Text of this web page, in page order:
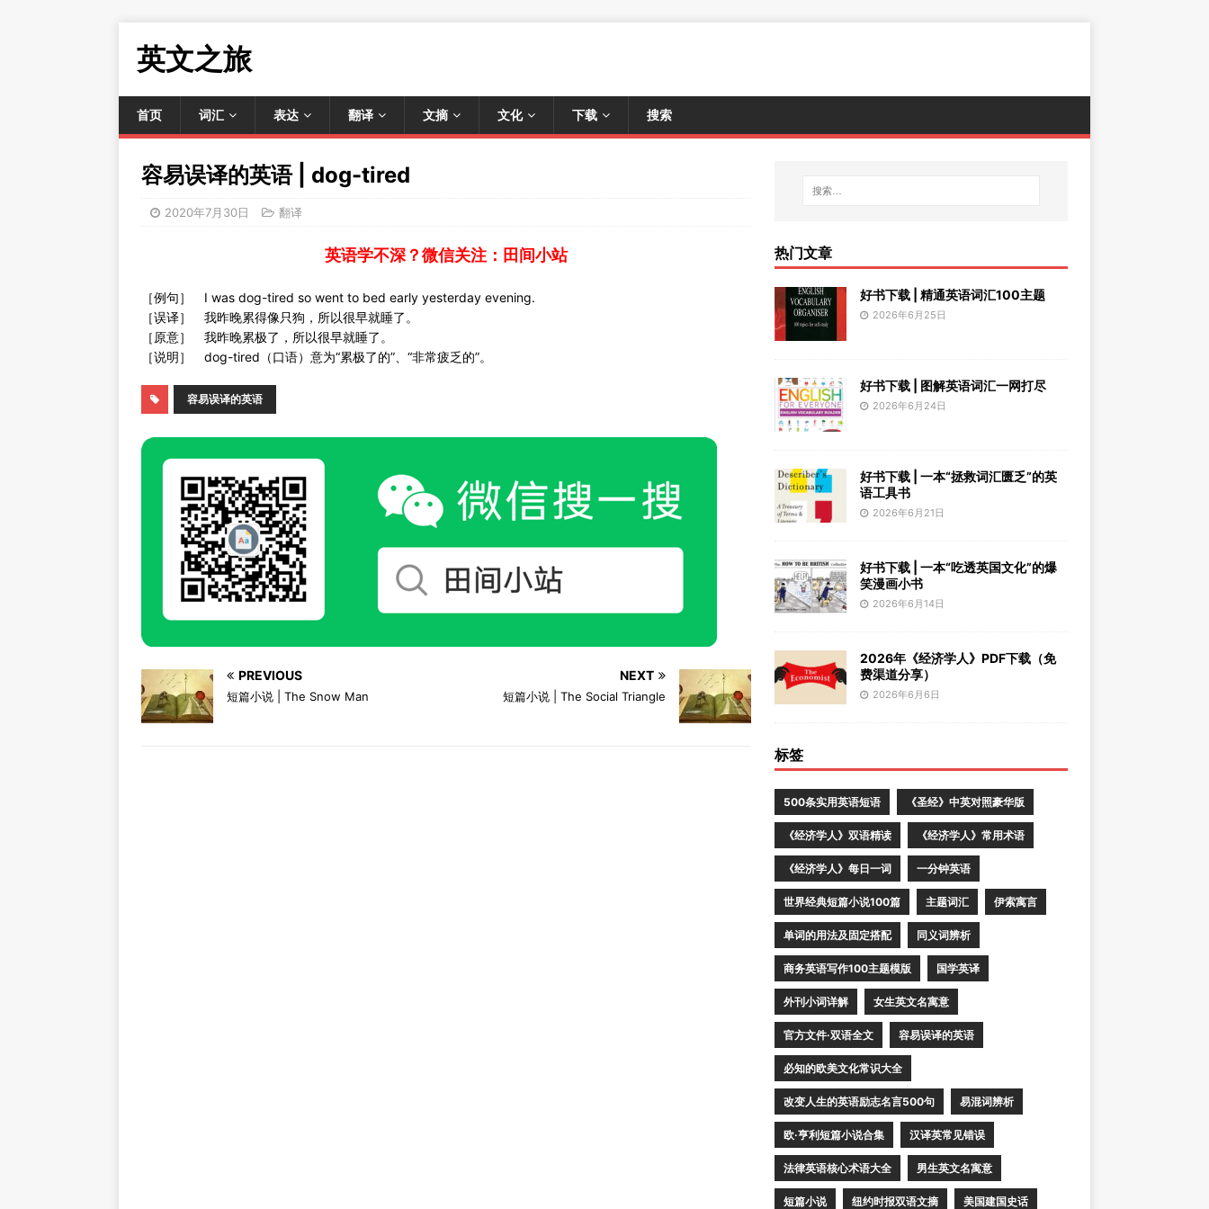
英文之旅
首页 词汇 表达 翻译 文摘 文化 下载 搜索
容易误译的英语 | dog-tired
2020年7月30日 翻译
英语学不深？微信关注：田间小站
［例句］ I was dog-tired so went to bed early yesterday evening.
［误译］ 我昨晚累得像只狗，所以很早就睡了。
［原意］ 我昨晚累极了，所以很早就睡了。
［说明］ dog-tired（口语）意为“累极了的”、“非常疲乏的”。
容易误译的英语
PREVIOUS
短篇小说 | The Snow Man
NEXT
短篇小说 | The Social Triangle
热门文章
好书下载 | 精通英语词汇100主题
2026年6月25日
好书下载 | 图解英语词汇一网打尽
2026年6月24日
好书下载 | 一本“拯救词汇匮乏”的英
语工具书
2026年6月21日
好书下载 | 一本“吃透英国文化”的爆
笑漫画小书
2026年6月14日
2026年《经济学人》PDF下载（免
费渠道分享）
2026年6月6日
标签
500条实用英语短语 《圣经》中英对照豪华版
《经济学人》双语精读 《经济学人》常用术语
《经济学人》每日一词 一分钟英语
世界经典短篇小说100篇 主题词汇 伊索寓言
单词的用法及固定搭配 同义词辨析
商务英语写作100主题模版 国学英译
外刊小词详解 女生英文名寓意
官方文件·双语全文 容易误译的英语
必知的欧美文化常识大全
改变人生的英语励志名言500句 易混词辨析
欧·亨利短篇小说合集 汉译英常见错误
法律英语核心术语大全 男生英文名寓意
短篇小说 纽约时报双语文摘 美国建国史话